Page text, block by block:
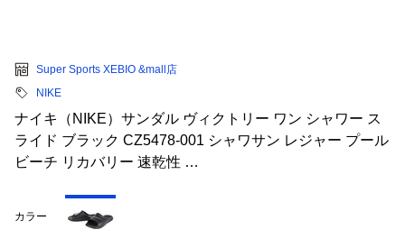
Super Sports XEBIO &mall店
NIKE
ナイキ（NIKE）サンダル ヴィクトリー ワン シャワー ス
ライド ブラック CZ5478-001 シャワサン レジャー プール
ビーチ リカバリー 速乾性 …
カラー